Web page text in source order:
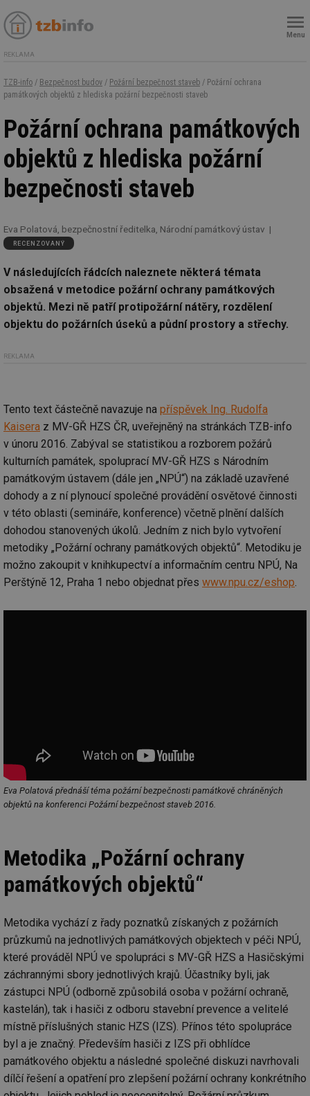
Menu
REKLAMA
TZB-info / Bezpečnost budov / Požární bezpečnost staveb / Požární ochrana
památkových objektů z hlediska požární bezpečnosti staveb
Požární ochrana památkových
objektů z hlediska požární
bezpečnosti staveb
Eva Polatová, bezpečnostní ředitelka, Národní památkový ústav
RECENZOVANÝ
V následujících řádcích naleznete některá témata
obsažená v metodice požární ochrany památkových
objektů. Mezi ně patří protipožární nátěry, rozdělení
objektu do požárních úseků a půdní prostory a střechy.
REKLAMA
Tento text částečně navazuje na příspěvek Ing. Rudolfa
Kaisera z MV-GŘ HZS ČR, uveřejněný na stránkách TZB-info
v únoru 2016. Zabýval se statistikou a rozborem požárů
kulturních památek, spoluprací MV-GŘ HZS s Národním
památkovým ústavem (dále jen „NPÚ“) na základě uzavřené
dohody a z ní plynoucí společné provádění osvětové činnosti
v této oblasti (semináře, konference) včetně plnění dalších
dohodou stanovených úkolů. Jedním z nich bylo vytvoření
metodiky „Požární ochrany památkových objektů“. Metodiku je
možno zakoupit v knihkupectví a informačním centru NPÚ, Na
Perštýně 12, Praha 1 nebo objednat přes www.npu.cz/eshop.
Eva Polatová přednáší téma požární bezpečnosti památkově chráněných
objektů na konferenci Požární bezpečnost staveb 2016.
Metodika „Požární ochrany
památkových objektů“
Metodika vychází z řady poznatků získaných z požárních
průzkumů na jednotlivých památkových objektech v péči NPÚ,
které prováděl NPÚ ve spolupráci s MV-GŘ HZS a Hasičskými
záchrannými sbory jednotlivých krajů. Účastníky byli, jak
zástupci NPÚ (odborně způsobilá osoba v požární ochraně,
kastelán), tak i hasiči z odboru stavební prevence a velitelé
místně příslušných stanic HZS (IZS). Přínos této spolupráce
byl a je značný. Především hasiči z IZS při obhlídce
památkového objektu a následné společné diskuzi navrhovali
dílčí řešení a opatření pro zlepšení požární ochrany konkrétního